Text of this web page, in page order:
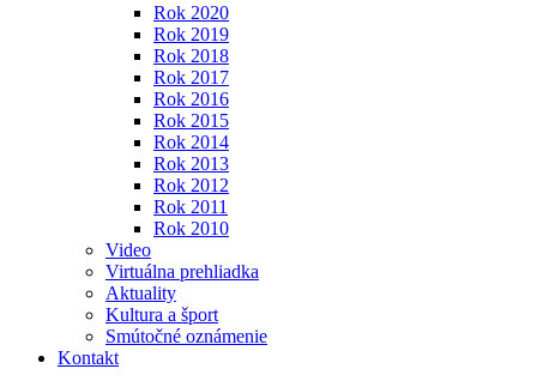
Rok 2020
Rok 2019
Rok 2018
Rok 2017
Rok 2016
Rok 2015
Rok 2014
Rok 2013
Rok 2012
Rok 2011
Rok 2010
Video
Virtuálna prehliadka
Aktuality
Kultura a šport
Smútočné oznámenie
Kontakt